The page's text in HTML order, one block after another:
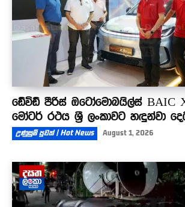
ඩේවිඩ් පීරිස් ඔටෝමොබයිල්ස් BAIC
මෝටර් රථය ශ්‍රී ලංකාවට හඳුන්වා
උණුසුම් පුවත් | Hot News August 1, 2026